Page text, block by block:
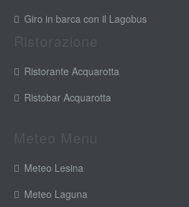
Giro in barca con il Lagobus
Ristorante Acquarotta
Ristobar Acquarotta
Meteo Lesina
Meteo Laguna